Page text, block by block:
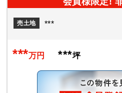
売土地 ***
***万円 ***坪